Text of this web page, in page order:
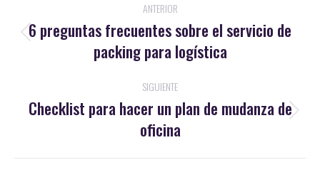
entre
publicaciones
ANTERIOR
Publicación
anterior:
6 preguntas frecuentes sobre el servicio de
packing para logística
SIGUIENTE
Publicación
siguiente:
Checklist para hacer un plan de mudanza de
oficina